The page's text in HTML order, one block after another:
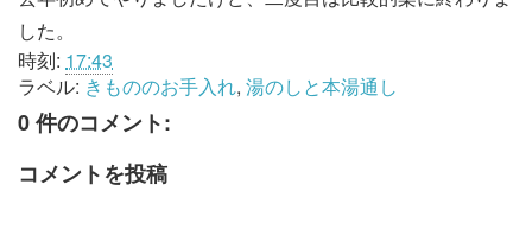
した。
時刻: 17:43
ラベル: きもののお手入れ, 湯のしと本湯通し
0 件のコメント:
コメントを投稿